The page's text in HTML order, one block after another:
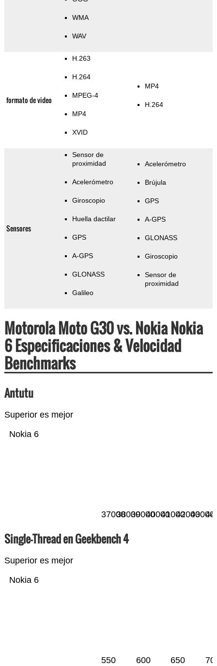
WMA
WAV
formato de video
H.263
H.264
MPEG-4
MP4
XVID
MP4
H.264
Sensores
Sensor de
proximidad
Acelerómetro
Giroscopio
Huella dactilar
GPS
A-GPS
GLONASS
Galileo
Acelerómetro
Brújula
GPS
A-GPS
GLONASS
Giroscopio
Sensor de
proximidad
Motorola Moto G30 vs. Nokia Nokia
6 Especificaciones & Velocidad
Benchmarks
Antutu
Superior es mejor
Nokia 6
37000380003900040000410004200043000
Single-Thread en Geekbench 4
Superior es mejor
Nokia 6
550 600 650